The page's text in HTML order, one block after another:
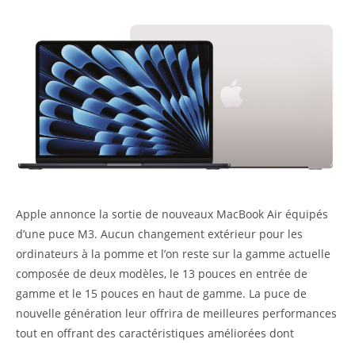
Apple annonce la sortie de nouveaux MacBook Air équipés
d’une puce M3. Aucun changement extérieur pour les
ordinateurs à la pomme et l’on reste sur la gamme actuelle
composée de deux modèles, le 13 pouces en entrée de
gamme et le 15 pouces en haut de gamme. La puce de
nouvelle génération leur offrira de meilleures performances
tout en offrant des caractéristiques améliorées dont